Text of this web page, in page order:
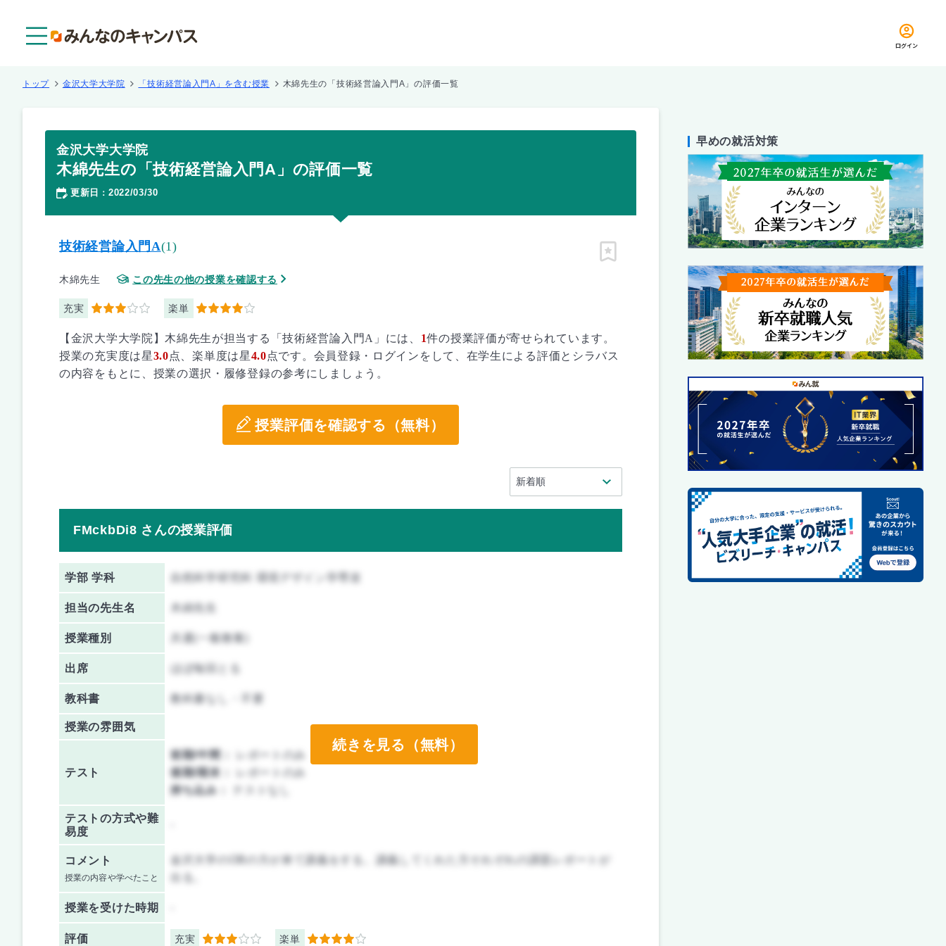
ログイン
トップ 金沢大学大学院 「技術経営論入門A」を含む授業 木綿先生の「技術経営論入門A」の評価一覧
金沢大学大学院
木綿先生の「技術経営論入門A」の評価一覧
更新日 ： 2022/03/30
技術経営論入門A(1)
木綿先生 この先生の他の授業を確認する
充実 3 楽単 4
ピン留め
【金沢大学大学院】木綿先生が担当する「技術経営論入門A」には、 1件の授業評価が寄せられています。
授業の充実度は星3.0点、楽単度は星4.0点です。会員登録・ログインをして、在学生による評価とシラバス
の内容をもとに、授業の選択・履修登録の参考にしましょう。
授業評価を確認する（無料）
FMckbDi8 さんの授業評価
学部 学科
担当の先生名 木綿先生
授業種別 共通(一般教養)
出席 ほぼ毎回とる
教科書 教科書なし・不要
授業の雰囲気
テスト
前期/中間：
レポートのみ
後期/期末：
レポートのみ
持ち込み：
テストの方式や難
易度
コメント
授業の内容や学べたこと
金沢大学のOBの方が来て講義をする。講義してくれた方それぞれの課題レポートが
授業を受けた時期
評価 充実 3 楽単 4
続きを見る（無料）
早めの就活対策